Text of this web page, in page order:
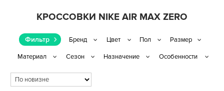
КРОССОВКИ NIKE AIR MAX ZERO
Фильтр